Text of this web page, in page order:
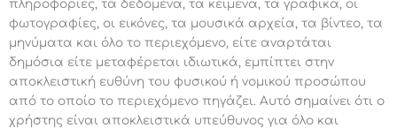
πληροφορίες, τα δεδομένα, τα κείμενα, τα γραφικά, οι
φωτογραφίες, οι εικόνες, τα μουσικά αρχεία, τα βίντεο, τα
μηνύματα και όλο το περιεχόμενο, είτε αναρτάται
δημόσια είτε μεταφέρεται ιδιωτικά, εμπίπτει στην
αποκλειστική ευθύνη του φυσικού ή νομικού προσώπου
από το οποίο το περιεχόμενο πηγάζει. Αυτό σημαίνει ότι ο
χρήστης είναι αποκλειστικά υπεύθυνος για όλο και